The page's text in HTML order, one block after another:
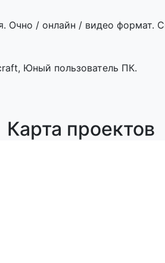
Очно / онлайн / видео формат.
Юный пользователь ПК.
Карта проектов